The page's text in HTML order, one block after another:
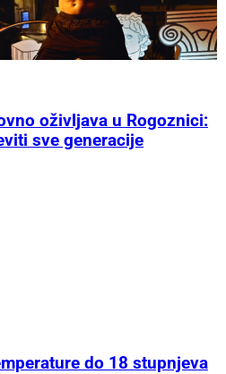
oživljava u Rogoznici:
sve generacije
do 18 stupnjeva